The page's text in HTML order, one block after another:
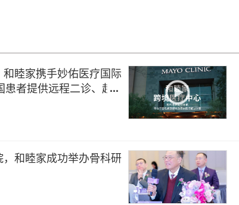
睦家携手妙佑医疗国际
患者提供远程二诊、赴
和睦家成功举办骨科研